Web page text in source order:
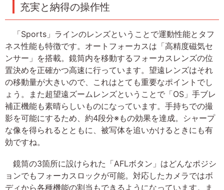
充実と納得の操作性
「Sports」ラインのレンズということで運動性能とタフ
ネス性能も特徴です。オートフォーカスは「高精度磁気セ
ンサー」を搭載。鏡筒内を移動するフォーカスレンズの位
置決めを正確かつ高速に行っています。望遠レンズはそれ
の移動量が大きいので、これはとても重要なポイントでし
ょう。また超望遠ズームレンズということで「OS」手ブレ
補正機能も素晴らしいものになっています。手持ちでの撮
影を可能にするため、約4段分※もの効果を達成。シャープ
な像を得られるとともに、被写体を追いかけるときにも有
効ですね。
鏡筒の3箇所に設けられた「AFLボタン」はどんなポジシ
ョンでもフォーカスロックが可能。対応したカメラではボ
ディから各種機能の割当もできるようになっています。ま